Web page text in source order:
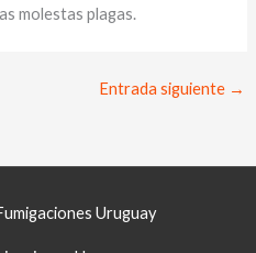
molestas plagas.
Entrada siguiente →
Uruguay